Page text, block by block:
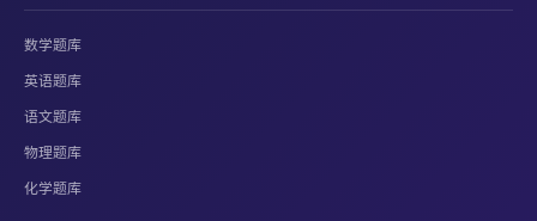
数学题库
英语题库
语文题库
物理题库
化学题库